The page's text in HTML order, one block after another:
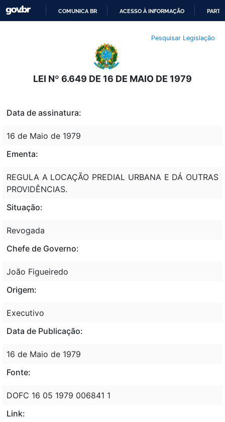
O
CONTEÚDO
COMUNICA BR ACESSO À INFORMAÇÃO
Pesquisar Legislação
LEI Nº 6.649 DE 16 DE MAIO DE 1979
Data de assinatura:
16 de Maio de 1979
Ementa:
REGULA A LOCAÇÃO PREDIAL URBANA E DÁ OUTRAS
PROVIDÊNCIAS.
Situação:
Revogada
Chefe de Governo:
João Figueiredo
Origem:
Executivo
Data de Publicação:
16 de Maio de 1979
Fonte:
DOFC 16 05 1979 006841 1
Link: